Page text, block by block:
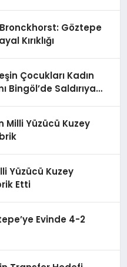
Göztepe
Kırıklığı
Çocukları Kadın
Bingöl’de Saldırıya
Milli Yüzücü Kuzey
Yüzücü Kuzey
Etti
Evinde 4-2